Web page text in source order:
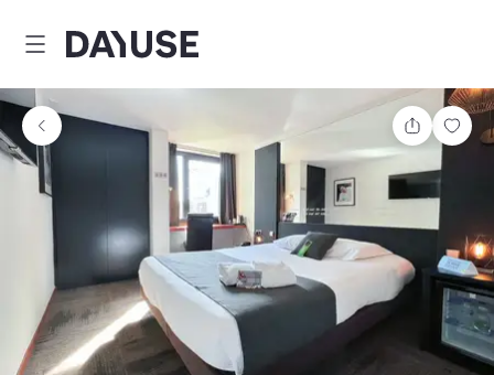
Dayuse
Delen